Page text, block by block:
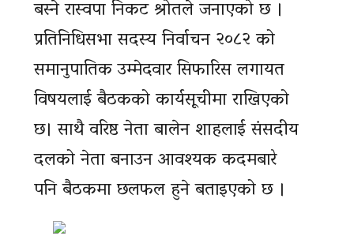
बस्ने रास्वपा निकट श्रोतले जनाएको छ ।
प्रतिनिधिसभा सदस्य निर्वाचन २०८२ को
समानुपातिक उम्मेदवार सिफारिस लगायत
विषयलाई बैठकको कार्यसूचीमा राखिएको
छ। साथै वरिष्ठ नेता बालेन शाहलाई संसदीय
दलको नेता बनाउन आवश्यक कदमबारे
पनि बैठकमा छलफल हुने बताइएको छ ।